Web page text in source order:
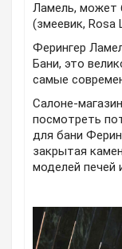
Ламель, может
(змеевик, Rosa
Ферингер
Бани, это
самые
Салоне-
посмотреть
для бани
закрытая
моделей печей